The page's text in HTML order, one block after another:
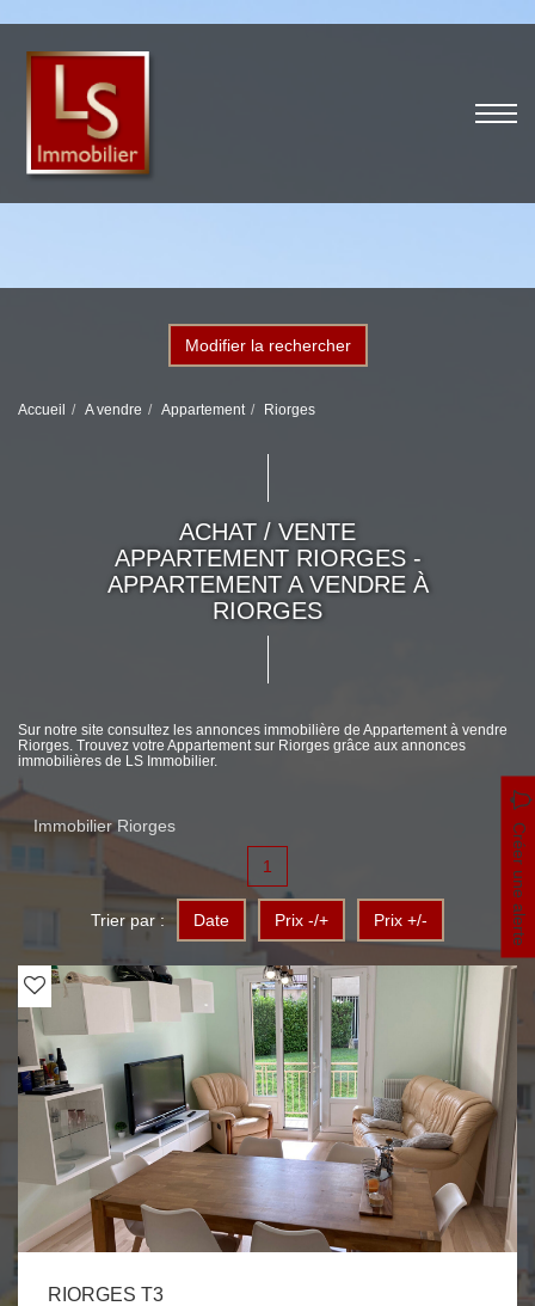
Modifier la rechercher
Accueil A vendre Appartement Riorges
ACHAT / VENTE
APPARTEMENT RIORGES -
APPARTEMENT A VENDRE À
RIORGES
Sur notre site consultez les annonces immobilière de Appartement à vendre
Riorges. Trouvez votre Appartement sur Riorges grâce aux annonces
immobilières de LS Immobilier.
Immobilier Riorges Créer une alerte
1
Trier par : Date Prix -/+ Prix +/-
RIORGES T3